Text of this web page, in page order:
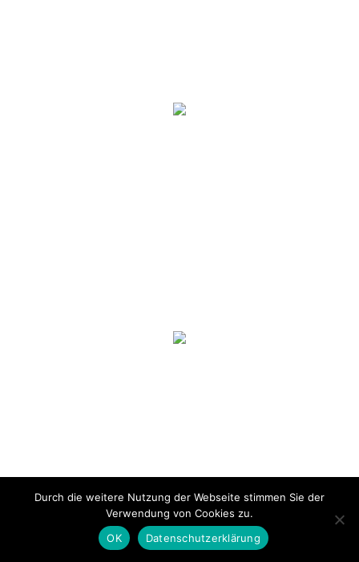
Durch die weitere Nutzung der Webseite stimmen Sie der
Verwendung von Cookies zu.
OK
Datenschutzerklärung